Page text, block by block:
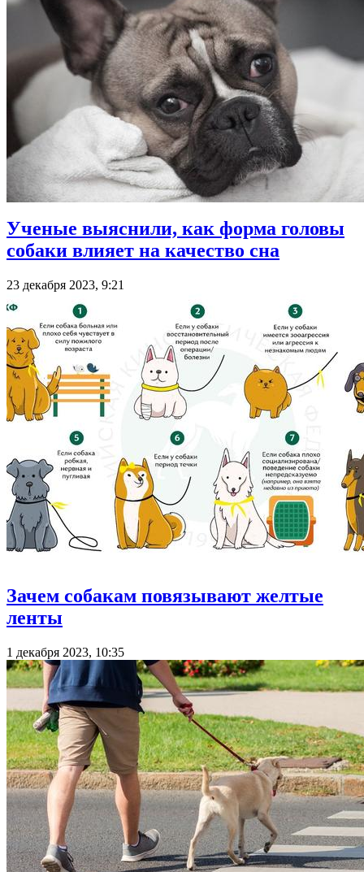
Ученые выяснили, как форма головы
собаки влияет на качество сна
23 декабря 2023, 9:21
Зачем собакам повязывают желтые
ленты
1 декабря 2023, 10:35